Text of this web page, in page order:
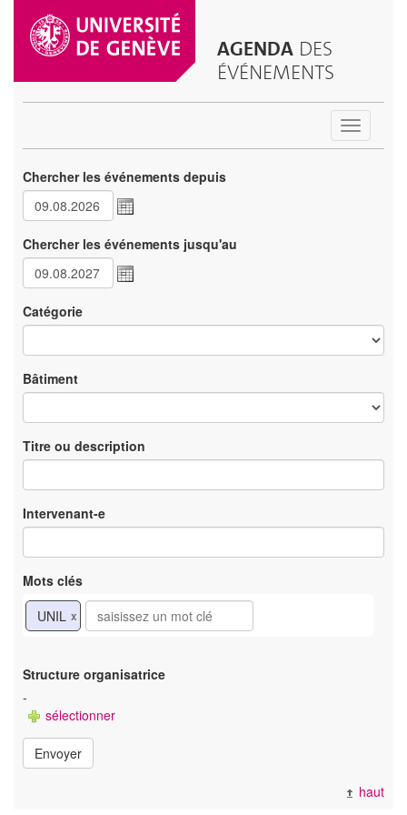
AGENDA DES
ÉVÉNEMENTS
Toggle
Chercher les événements depuis
Chercher les événements jusqu'au
Catégorie
Bâtiment
Titre ou description
Intervenant-e
Mots clés
UNIL x
Structure organisatrice
-
sélectionner
Envoyer
haut